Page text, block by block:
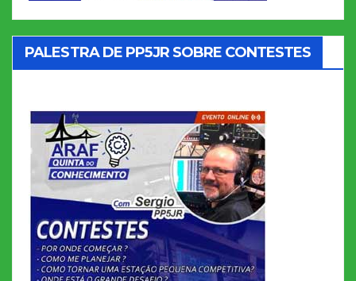
PALESTRA DE PP5JR SOBRE CONTESTES